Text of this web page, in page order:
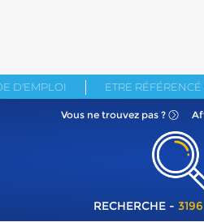
D'EMPLOI ETRE
Vous ne trouvez pas ?
RECHERCHE -